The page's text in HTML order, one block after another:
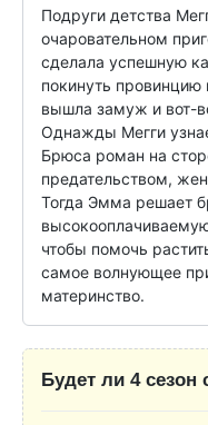
Подруги детства
очаровательном
сделала успешную
покинуть провинцию
вышла замуж и вот-
Однажды Мегги
Брюса роман на
предательством,
Тогда Эмма решает
чтобы помочь
самое волнующее
материнство.
Будет ли 4 сезон